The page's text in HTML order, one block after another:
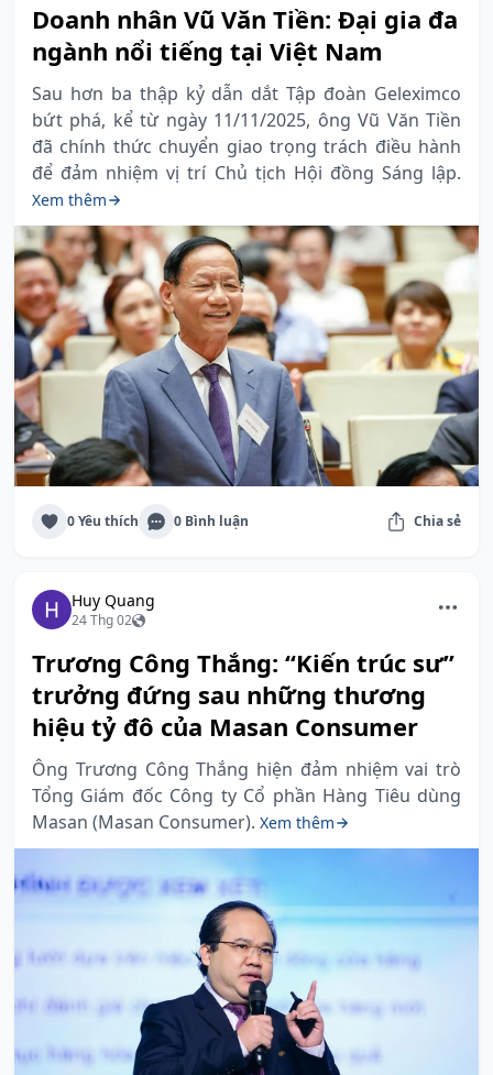
Doanh nhân Vũ Văn Tiền: Đại gia đa
ngành nổi tiếng tại Việt Nam
Sau hơn ba thập kỷ dẫn dắt Tập đoàn Geleximco
bứt phá, kể từ ngày 11/11/2025, ông Vũ Văn Tiền
đã chính thức chuyển giao trọng trách điều hành
để đảm nhiệm vị trí Chủ tịch Hội đồng Sáng lập.
Xem thêm
0 Yêu thích 0 Bình luận Chia sẻ
Huy Quang
24 Thg 02
Trương Công Thắng: “Kiến trúc sư”
trưởng đứng sau những thương
hiệu tỷ đô của Masan Consumer
Ông Trương Công Thắng hiện đảm nhiệm vai trò
Tổng Giám đốc Công ty Cổ phần Hàng Tiêu dùng
Masan (Masan Consumer). Xem thêm